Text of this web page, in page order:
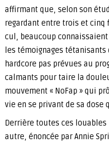
affirmant que, selon son
regardant entre trois et cinq
cul, beaucoup
les témoignages tétanisants
hardcore pas prévues au
calmants pour taire la
mouvement « NoFap » qui
vie en se privant de sa dose
Derrière toutes ces
autre, énoncée par Annie